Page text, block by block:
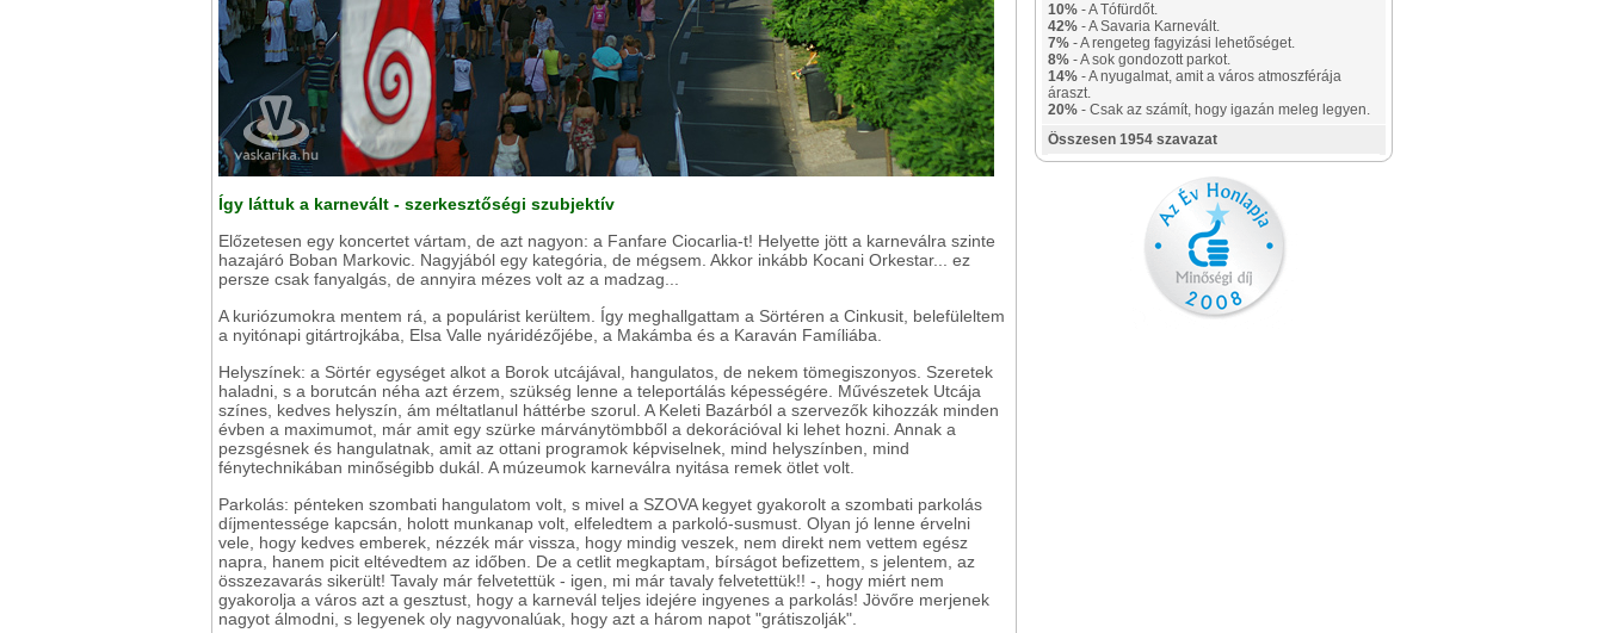
Így láttuk a karnevált - szerkesztőségi szubjektív
Előzetesen egy koncertet vártam, de azt nagyon: a Fanfare Ciocarlia-t! Helyette jött a karneválra szinte
hazajáró Boban Markovic. Nagyjából egy kategória, de mégsem. Akkor inkább Kocani Orkestar... ez
persze csak fanyalgás, de annyira mézes volt az a madzag...
A kuriózumokra mentem rá, a populárist kerültem. Így meghallgattam a Sörtéren a Cinkusit, belefüleltem
a nyitónapi gitártrojkába, Elsa Valle nyáridézőjébe, a Makámba és a Karaván Famíliába.
Helyszínek: a Sörtér egységet alkot a Borok utcájával, hangulatos, de nekem tömegiszonyos. Szeretek
haladni, s a borutcán néha azt érzem, szükség lenne a teleportálás képességére. Művészetek Utcája
színes, kedves helyszín, ám méltatlanul háttérbe szorul. A Keleti Bazárból a szervezők kihozzák minden
évben a maximumot, már amit egy szürke márványtömbből a dekorációval ki lehet hozni. Annak a
pezsgésnek és hangulatnak, amit az ottani programok képviselnek, mind helyszínben, mind
fénytechnikában minőségibb dukál. A múzeumok karneválra nyitása remek ötlet volt.
Parkolás: pénteken szombati hangulatom volt, s mivel a SZOVA kegyet gyakorolt a szombati parkolás
díjmentessége kapcsán, holott munkanap volt, elfeledtem a parkoló-susmust. Olyan jó lenne érvelni
vele, hogy kedves emberek, nézzék már vissza, hogy mindig veszek, nem direkt nem vettem egész
napra, hanem picit eltévedtem az időben. De a cetlit megkaptam, bírságot befizettem, s jelentem, az
összezavarás sikerült! Tavaly már felvetettük - igen, mi már tavaly felvetettük!! -, hogy miért nem
gyakorolja a város azt a gesztust, hogy a karnevál teljes idejére ingyenes a parkolás! Jövőre merjenek
nagyot álmodni, s legyenek oly nagyvonalúak, hogy azt a három napot "grátiszolják".
10% - A Tófürdőt.
42% - A Savaria Karnevált.
7% - A rengeteg fagyizási lehetőséget.
8% - A sok gondozott parkot.
14% - A nyugalmat, amit a város atmoszférája
áraszt.
20% - Csak az számít, hogy igazán meleg legyen.
Összesen 1954 szavazat